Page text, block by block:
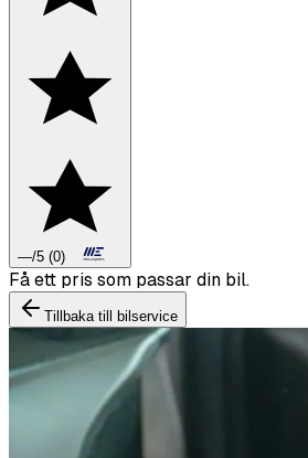
—/5 (0)
Boka däckbyte eller montering inför
Tillbaka till bilservice